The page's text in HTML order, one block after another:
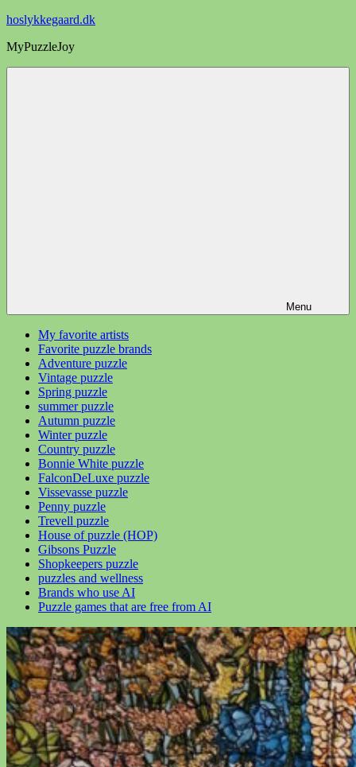
Videre
indhold
hoslykkegaard.dk
MyPuzzleJoy
Menu
My favorite artists
Favorite puzzle brands
Adventure puzzle
Vintage puzzle
Spring puzzle
summer puzzle
Autumn puzzle
Winter puzzle
Country puzzle
Bonnie White puzzle
FalconDeLuxe puzzle
Vissevasse puzzle
Penny puzzle
Trevell puzzle
House of puzzle (HOP)
Gibsons Puzzle
Shopkeepers puzzle
puzzles and wellness
Brands who use AI
Puzzle games that are free from AI